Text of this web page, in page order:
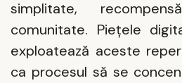
simplitate,
comunitate. Piețele
exploatează aceste
ca procesul să se